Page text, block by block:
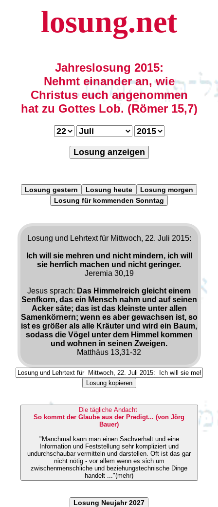
losung.net
Jahreslosung 2015:
Nehmt einander an, wie
Christus euch angenommen
hat zu Gottes Lob. (Römer 15,7)
Losung anzeigen
Losung gestern Losung heute
Losung morgen
Losung für kommenden Sonntag
Losung und Lehrtext für Mittwoch, 22. Juli 2015:
Ich will sie mehren und nicht mindern, ich will
sie herrlich machen und nicht geringer.
Jeremia 30,19
Jesus sprach: Das Himmelreich gleicht einem
Senfkorn, das ein Mensch nahm und auf seinen
Acker säte; das ist das kleinste unter allen
Samenkörnern; wenn es aber gewachsen ist, so
ist es größer als alle Kräuter und wird ein Baum,
sodass die Vögel unter dem Himmel kommen
und wohnen in seinen Zweigen.
Matthäus 13,31-32
Losung kopieren
Die tägliche Andacht
So kommt der Glaube aus der Predigt... (von Jörg
Bauer)
"Manchmal kann man einen Sachverhalt und eine
Information und Feststellung sehr kompliziert und
undurchschaubar vermitteln und darstellen. Oft ist das gar
nicht nötig - vor allem wenn es sich um
zwischenmenschliche und beziehungstechnische Dinge
handelt ..."(mehr)
Losung Neujahr 2027